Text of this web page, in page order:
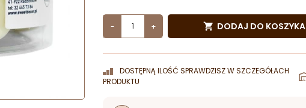
- +  DODAJ DO KOSZYKA
DOSTĘPNĄ ILOŚĆ SPRAWDZISZ W SZCZEGÓŁACH
PRODUKTU